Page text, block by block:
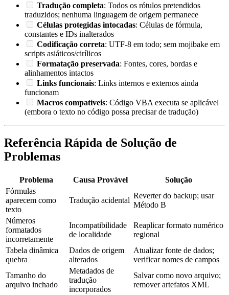
Tradução completa: Todos os rótulos pretendidos
traduzidos; nenhuma linguagem de origem permanece
Células protegidas intocadas: Células de fórmula,
constantes e IDs inalterados
Codificação correta: UTF-8 em todo; sem mojibake em
scripts asiáticos/cirílicos
Formatação preservada: Fontes, cores, bordas e
alinhamentos intactos
Links funcionais: Links internos e externos ainda
funcionam
Macros compatíveis: Código VBA executa se aplicável
(embora o texto no código possa precisar de tradução)
Referência Rápida de Solução de
Problemas
Problema Causa Provável
Solução
Fórmulas
aparecem como
texto
Tradução acidental
Reverter do backup; usar
Método B
Números
formatados
incorretamente
Incompatibilidade
de localidade
Reaplicar formato numérico
regional
Tabela dinâmica
quebra
Dados de origem
alterados
Atualizar fonte de dados;
verificar nomes de campos
Tamanho do
arquivo inchado
Metadados de
tradução
incorporados
Salvar como novo arquivo;
remover artefatos XML